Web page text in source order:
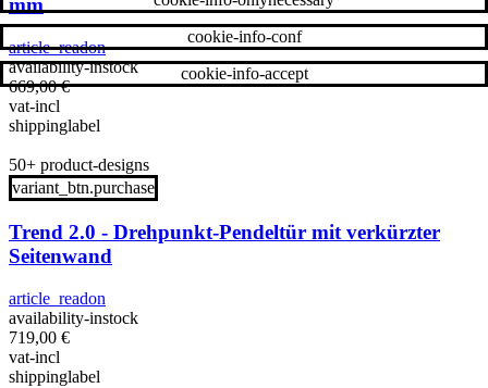
mm
article_readon
availability-instock
669,00€
vat-incl
shippinglabel
50+ product-designs
variant_btn.purchase
Trend 2.0 - Drehpunkt-Pendeltür mit verkürzter
Seitenwand
article_readon
availability-instock
719,00 €
vat-incl
shippinglabel
cookie-info-accept
cookie-info-conf